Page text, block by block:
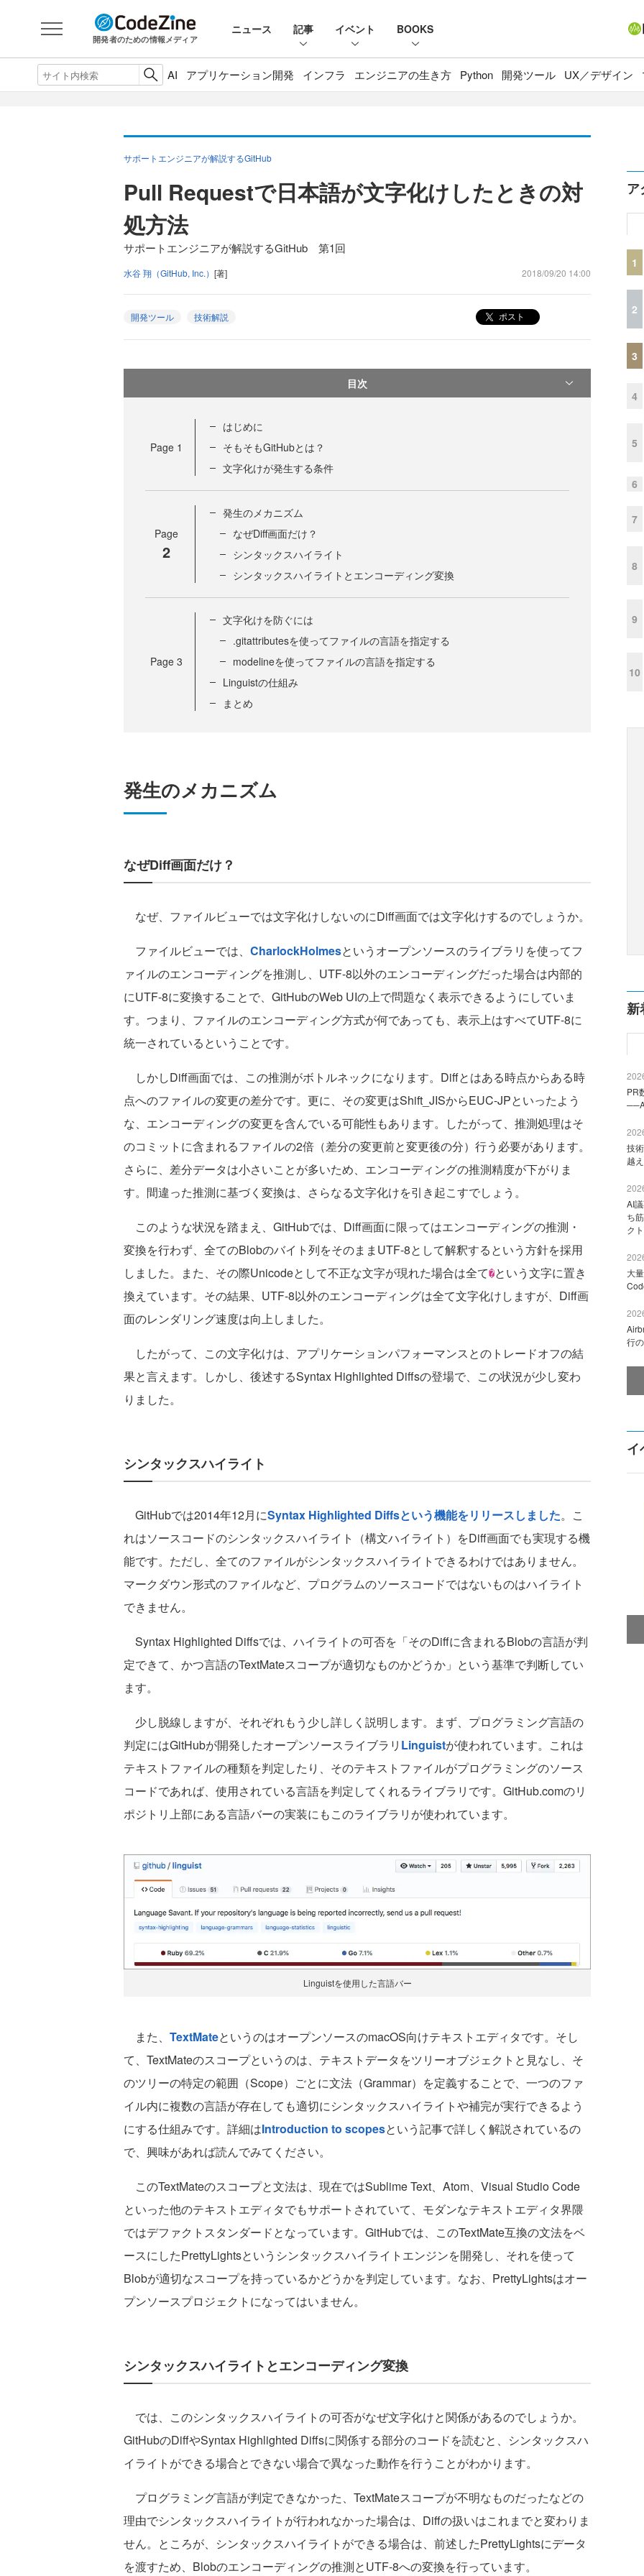
開発者のための情報メディア
ニュース 記事 イベント BOOKS
AI アプリケーション開発 インフラ エンジニアの生き方 Python 開発ツール UX／デザイン
サポートエンジニアが解説するGitHub
Pull Requestで日本語が文字化けしたときの対
処方法
サポートエンジニアが解説するGitHub 第1回
水谷 翔（GitHub, Inc.） [著] 2018/09/20 14:00
開発ツール 技術解説 ポスト
目次
Page 1
はじめに
そもそもGitHubとは？
文字化けが発生する条件
Page
2
発生のメカニズム
なぜDiff画面だけ？
シンタックスハイライト
シンタックスハイライトとエンコーディング変換
Page 3
文字化けを防ぐには
.gitattributesを使ってファイルの言語を指定する
modelineを使ってファイルの言語を指定する
Linguistの仕組み
まとめ
発生のメカニズム
なぜDiff画面だけ？
なぜ、ファイルビューでは文字化けしないのにDiff画面では文字化けするのでしょうか。
ファイルビューでは、 CharlockHolmesというオープンソースのライブラリを使ってフ
ァイルのエンコーディングを推測し、UTF-8以外のエンコーディングだった場合は内部的
にUTF-8に変換することで、GitHubのWeb UIの上で問題なく表示できるようにしていま
す。つまり、ファイルのエンコーディング方式が何であっても、表示上はすべてUTF-8に
統一されているということです。
しかしDiff画面では、この推測がボトルネックになります。Diffとはある時点からある時
点へのファイルの変更の差分です。更に、その変更はShift_JISからEUC-JPといったよう
な、エンコーディングの変更を含んでいる可能性もあります。したがって、推測処理はそ
のコミットに含まれるファイルの2倍（差分の変更前と変更後の分）行う必要があります。
さらに、差分データは小さいことが多いため、エンコーディングの推測精度が下がりま
す。間違った推測に基づく変換は、さらなる文字化けを引き起こすでしょう。
このような状況を踏まえ、GitHubでは、Diff画面に限ってはエンコーディングの推測・
変換を行わず、全てのBlobのバイト列をそのままUTF-8として解釈するという方針を採用
しました。また、その際Unicodeとして不正な文字が現れた場合は全て�という文字に置き
換えています。その結果、UTF-8以外のエンコーディングは全て文字化けしますが、Diff画
面のレンダリング速度は向上しました。
したがって、この文字化けは、アプリケーションパフォーマンスとのトレードオフの結
果と言えます。しかし、後述するSyntax Highlighted Diffsの登場で、この状況が少し変わ
りました。
シンタックスハイライト
GitHubでは2014年12月にSyntax Highlighted Diffsという機能をリリースしました。こ
れはソースコードのシンタックスハイライト（構文ハイライト）をDiff画面でも実現する機
能です。ただし、全てのファイルがシンタックスハイライトできるわけではありません。
マークダウン形式のファイルなど、プログラムのソースコードではないものはハイライト
できません。
Syntax Highlighted Diffsでは、ハイライトの可否を「そのDiffに含まれるBlobの言語が判
定できて、かつ言語のTextMateスコープが適切なものかどうか」という基準で判断してい
ます。
少し脱線しますが、それぞれもう少し詳しく説明します。まず、プログラミング言語の
判定にはGitHubが開発したオープンソースライブラリ Linguistが使われています。これは
テキストファイルの種類を判定したり、そのテキストファイルがプログラミングのソース
コードであれば、使用されている言語を判定してくれるライブラリです。GitHub.comのリ
ポジトリ上部にある言語バーの実装にもこのライブラリが使われています。
Linguistを使用した言語バー
また、 TextMateというのはオープンソースのmacOS向けテキストエディタです。そし
て、TextMateのスコープというのは、テキストデータをツリーオブジェクトと見なし、そ
のツリーの特定の範囲（Scope）ごとに文法（Grammar）を定義することで、一つのファ
イル内に複数の言語が存在しても適切にシンタックスハイライトや補完が実行できるよう
にする仕組みです。詳細はIntroduction to scopesという記事で詳しく解説されているの
で、興味があれば読んでみてください。
このTextMateのスコープと文法は、現在ではSublime Text、Atom、Visual Studio Code
といった他のテキストエディタでもサポートされていて、モダンなテキストエディタ界隈
ではデファクトスタンダードとなっています。GitHubでは、このTextMate互換の文法をベ
ースにしたPrettyLightsというシンタックスハイライトエンジンを開発し、それを使って
Blobが適切なスコープを持っているかどうかを判定しています。なお、PrettyLightsはオー
プンソースプロジェクトになってはいません。
シンタックスハイライトとエンコーディング変換
では、このシンタックスハイライトの可否がなぜ文字化けと関係があるのでしょうか。
GitHubのDiffやSyntax Highlighted Diffsに関係する部分のコードを読むと、シンタックスハ
イライトができる場合とできない場合で異なった動作を行うことがわかります。
プログラミング言語が判定できなかった、TextMateスコープが不明なものだったなどの
理由でシンタックスハイライトが行われなかった場合は、Diffの扱いはこれまでと変わりま
せん。ところが、シンタックスハイライトができる場合は、前述したPrettyLightsにデータ
を渡すため、Blobのエンコーディングの推測とUTF-8への変換を行っています。
ア
1
2
3
4
5
6
7
8
9
10
新
PR
技
越
AI
ち
ク
大
行
イ